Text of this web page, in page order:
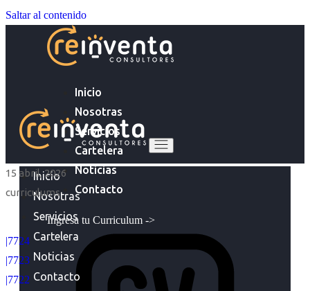
Saltar al contenido
Inicio
Nosotras
Servicios
Cartelera
Noticias
Contacto
Ingresa tu Curriculum ->
Inicio
Nosotras
Servicios
Cartelera
Noticias
Contacto
15 abril, 2026
curriculums
|7724
|7723
|7722